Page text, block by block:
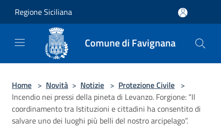
Regione Siciliana
Comune di Favignana
Home > Novità > Notizie > Protezione Civile >
Incendio nei pressi della pineta di Levanzo. Forgione: “Il
coordinamento tra Istituzioni e cittadini ha consentito di
salvare uno dei luoghi più belli del nostro arcipelago”.